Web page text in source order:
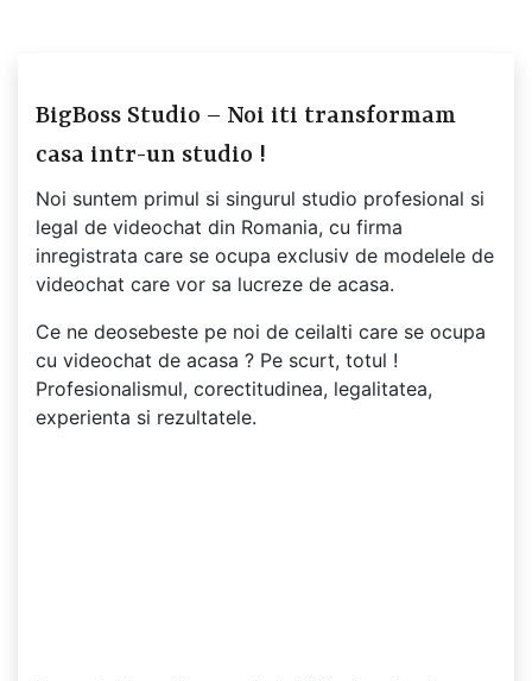
BigBoss Studio – Noi iti transformam
casa intr-un studio !
Noi suntem primul si singurul studio profesional si
legal de videochat din Romania, cu firma
inregistrata care se ocupa exclusiv de modelele de
videochat care vor sa lucreze de acasa.
Ce ne deosebeste pe noi de ceilalti care se ocupa
cu videochat de acasa ? Pe scurt, totul !
Profesionalismul, corectitudinea, legalitatea,
experienta si rezultatele.